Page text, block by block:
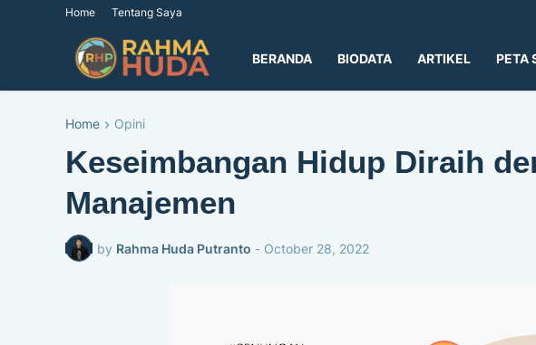
Home Tentang Saya
BERANDA BIODATA ARTIKEL PETA
Home Opini
Keseimbangan Hidup Diraih
Manajemen
by Rahma Huda Putranto - October 28, 2022